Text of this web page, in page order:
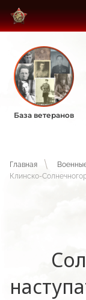
База ветеранов
Главная
Клинско-